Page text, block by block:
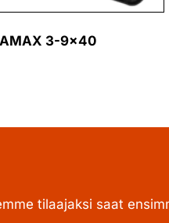
3-9×40
tilaajaksi saat